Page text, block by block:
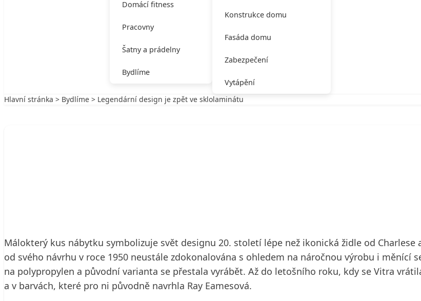
Domácí fitness
Pracovny
Šatny a prádelny
Bydlíme
Konstrukce domu
Fasáda domu
Zabezpečení
Vytápění
Hlavní stránka > Bydlíme > Legendární design je zpět ve sklolaminátu
Málokterý kus nábytku symbolizuje svět designu 20. století lépe než ikonická židle od Charlese
od svého návrhu v roce 1950 neustále zdokonalována s ohledem na náročnou výrobu i měnící
na polypropylen a původní varianta se přestala vyrábět. Až do letošního roku, kdy se Vitra
a v barvách, které pro ni původně navrhla Ray Eamesová.